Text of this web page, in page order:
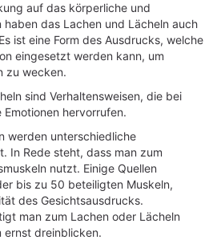
auf das körperliche und
haben das Lachen und Lächeln auch
ist eine Form des Ausdrucks, welche
eingesetzt werden kann, um
zu wecken.
sind Verhaltensweisen, die bei
hervorrufen.
werden unterschiedliche
In Rede steht, dass man zum
nutzt. Einige Quellen
bis zu 50 beteiligten Muskeln,
des Gesichtsausdrucks.
man zum Lachen oder Lächeln
ernst dreinblicken.